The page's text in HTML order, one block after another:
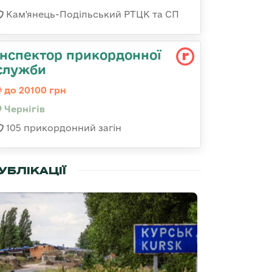
Кам'янець-Подільський РТЦК та СП
прикордонної
до 20100 грн
Чернігів
105 прикордонний загін